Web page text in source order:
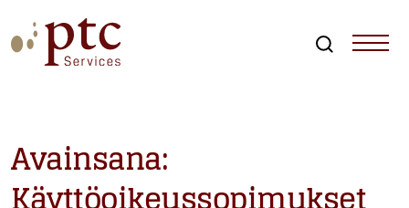
to
content
Avainsana: